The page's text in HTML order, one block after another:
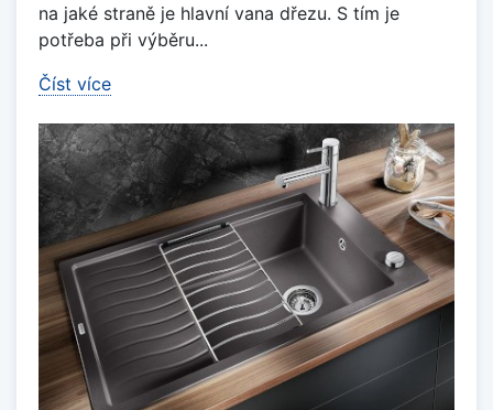
na jaké straně je hlavní vana dřezu. S tím je
potřeba při výběru...
Číst více